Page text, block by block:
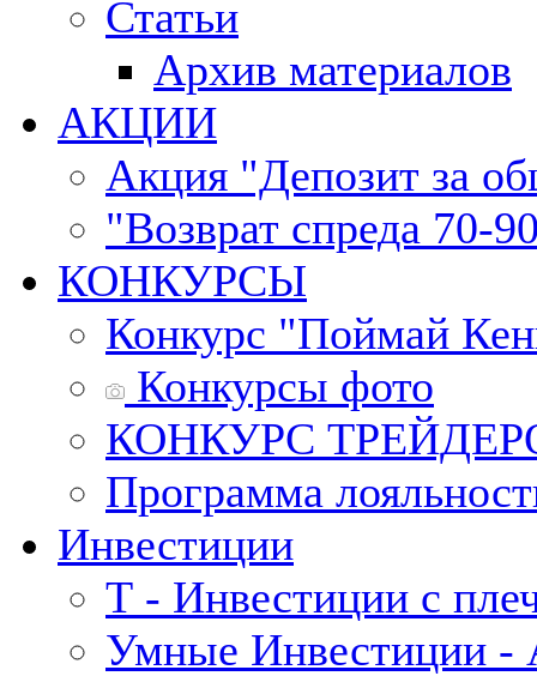
Статьи
Архив материалов
АКЦИИ
Акция "Депозит за
"Возврат спреда 70-
КОНКУРСЫ
Конкурс "Поймай
Конкурсы фото
КОНКУРС
Программа
Инвестиции
Т - Инвестиции с
Умные Инвестиции -